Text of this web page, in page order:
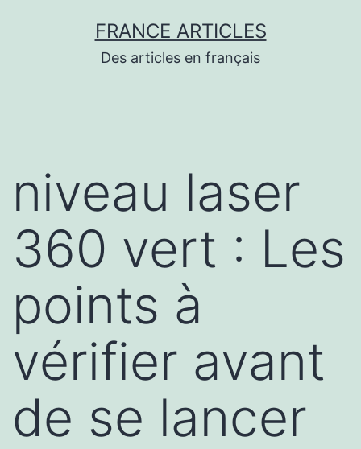
FRANCE ARTICLES
Des articles en français
niveau laser
360 vert : Les
points à
vérifier avant
de se lancer